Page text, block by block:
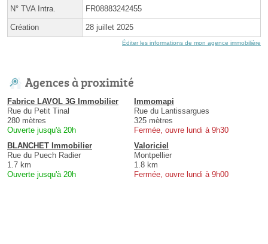
N° TVA Intra. FR08883242455
Création 28 juillet 2025
Éditer les informations de mon agence immobilière
Agences à proximité
Fabrice LAVOL 3G Immobilier
Rue du Petit Tinal
280 mètres
Ouverte jusqu'à 20h
Immomapi
Rue du Lantissargues
325 mètres
Fermée, ouvre lundi à 9h30
BLANCHET Immobilier
Rue du Puech Radier
1.7 km
Ouverte jusqu'à 20h
Valoriciel
Montpellier
1.8 km
Fermée, ouvre lundi à 9h00